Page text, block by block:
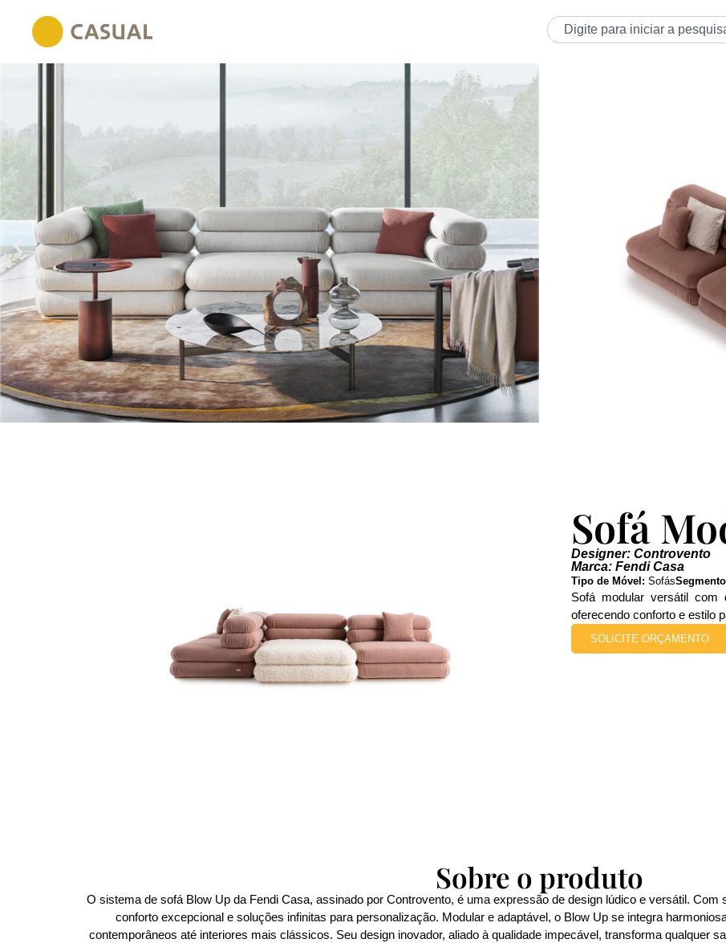
Sofá
Designer: Controvento
Marca: Fendi Casa
Tipo de Móvel: Sofás
Sofá modular versátil com
oferecendo conforto e estilo
SOLICITE ORÇAMENTO
Sobre o produto
O sistema de sofá Blow Up da Fendi Casa, assinado por Controvento, é uma expressão de design lúdico e versátil.
conforto excepcional e soluções infinitas para personalização. Modular e adaptável, o Blow Up se integra
contemporâneos até interiores mais clássicos. Seu design inovador, aliado à qualidade impecável, transforma qualquer